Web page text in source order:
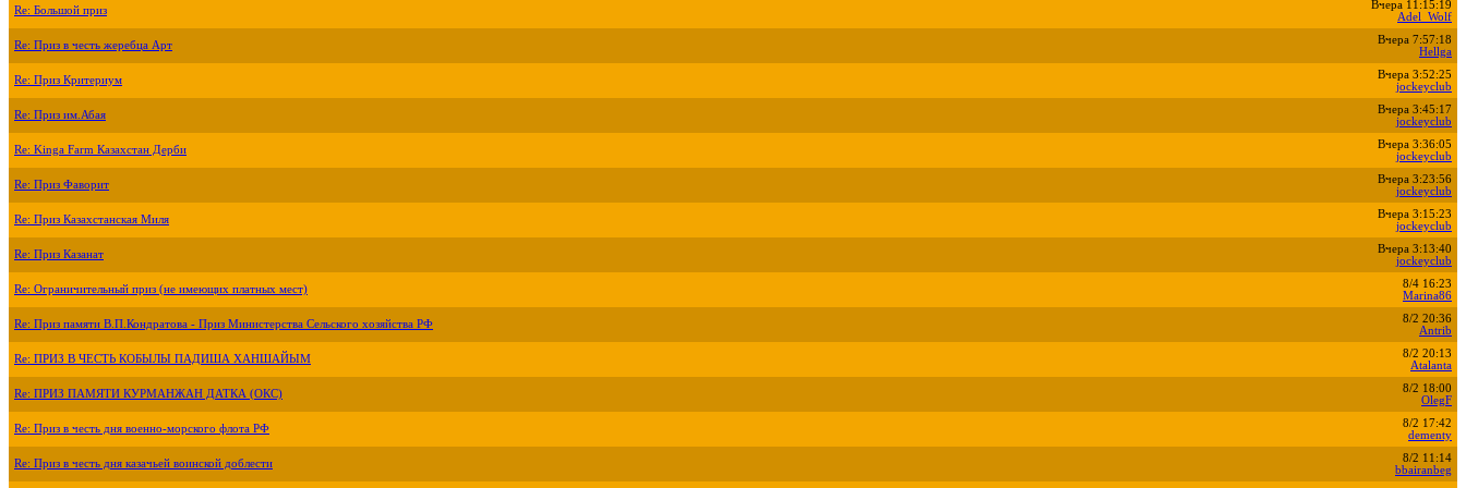
Re: Большой приз
Вчера 11:15:19
Adel_Wolf
Re: Приз в честь жеребца Арт
Вчера 7:57:18
Hellga
Re: Приз Критериум
Вчера 3:52:25
jockeyclub
Re: Приз им.Абая
Вчера 3:45:17
jockeyclub
Re: Kinga Farm Казахстан Дерби
Вчера 3:36:05
jockeyclub
Re: Приз Фаворит
Вчера 3:23:56
jockeyclub
Re: Приз Казахстанская Миля
Вчера 3:15:23
jockeyclub
Re: Приз Казанат
Вчера 3:13:40
jockeyclub
Re: Ограничительный приз (не имеющих платных мест)
8/4 16:23
Marina86
Re: Приз памяти В.П.Кондратова - Приз Министерства Сельского хозяйства РФ
8/2 20:36
Antrib
Re: ПРИЗ В ЧЕСТЬ КОБЫЛЫ ПАДИША ХАНШАЙЫМ
8/2 20:13
Atalanta
Re: ПРИЗ ПАМЯТИ КУРМАНЖАН ДАТКА (ОКС)
8/2 18:00
OlegF
Re: Приз в честь дня военно-морского флота РФ
8/2 17:42
dementy
Re: Приз в честь дня казачьей воинской доблести
8/2 11:14
bbairanbeg